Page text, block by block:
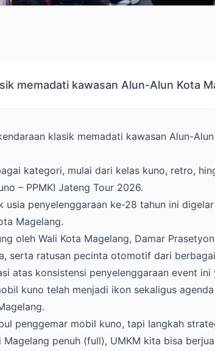
memadati kawasan Alun-Alun Kota
klasik memadati kawasan Alun-
kategori, mulai dari kelas kuno, retro,
– PPMKI Jateng Tour 2026.
usia penyelenggaraan ke-28 tahun ini
Magelang.
oleh Wali Kota Magelang, Damar
serta ratusan pecinta otomotif dari
atas konsistensi penyelenggaraan event
kuno telah menjadi ikon sekaligus
penggemar mobil kuno, tapi langkah
penuh (full), UMKM kita bisa